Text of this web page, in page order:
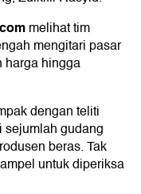
melihat tim
mengitari pasar
harga hingga
dengan teliti
sejumlah gudang
beras. Tak
untuk diperiksa